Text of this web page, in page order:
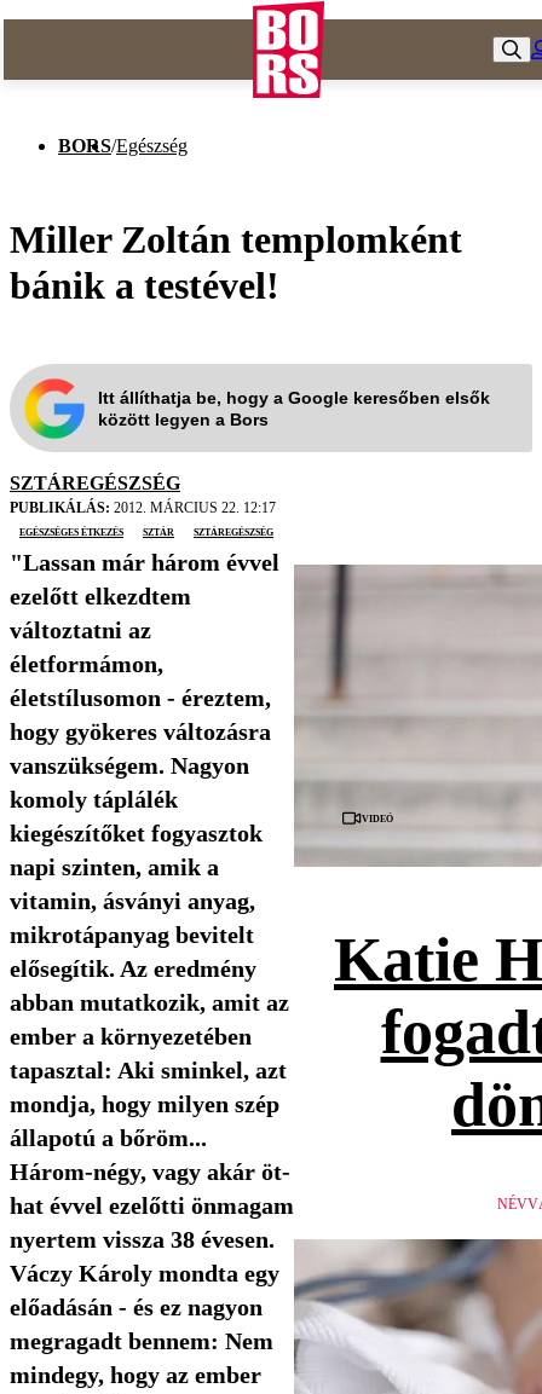
BORS/Egészség
Miller Zoltán templomként
bánik a testével!
Itt állíthatja be, hogy a Google keresőben elsők
között legyen a Bors
SZTÁREGÉSZSÉG
PUBLIKÁLÁS: 2012. MÁRCIUS 22. 12:17
egészséges étkezés
sztár sztáregészség
"Lassan már három évvel
ezelőtt elkezdtem
változtatni az
életformámon,
életstílusomon - éreztem,
hogy gyökeres változásra
vanszükségem. Nagyon
komoly táplálék
kiegészítőket fogyasztok
napi szinten, amik a
vitamin, ásványi anyag,
mikrotápanyag bevitelt
elősegítik. Az eredmény
abban mutatkozik, amit az
ember a környezetében
tapasztal: Aki sminkel, azt
mondja, hogy milyen szép
állapotú a bőröm...
Három-négy, vagy akár öt-
hat évvel ezelőtti önmagam
nyertem vissza 38 évesen.
Váczy Károly mondta egy
előadásán - és ez nagyon
megragadt bennem: Nem
mindegy, hogy az ember
Videó
Katie